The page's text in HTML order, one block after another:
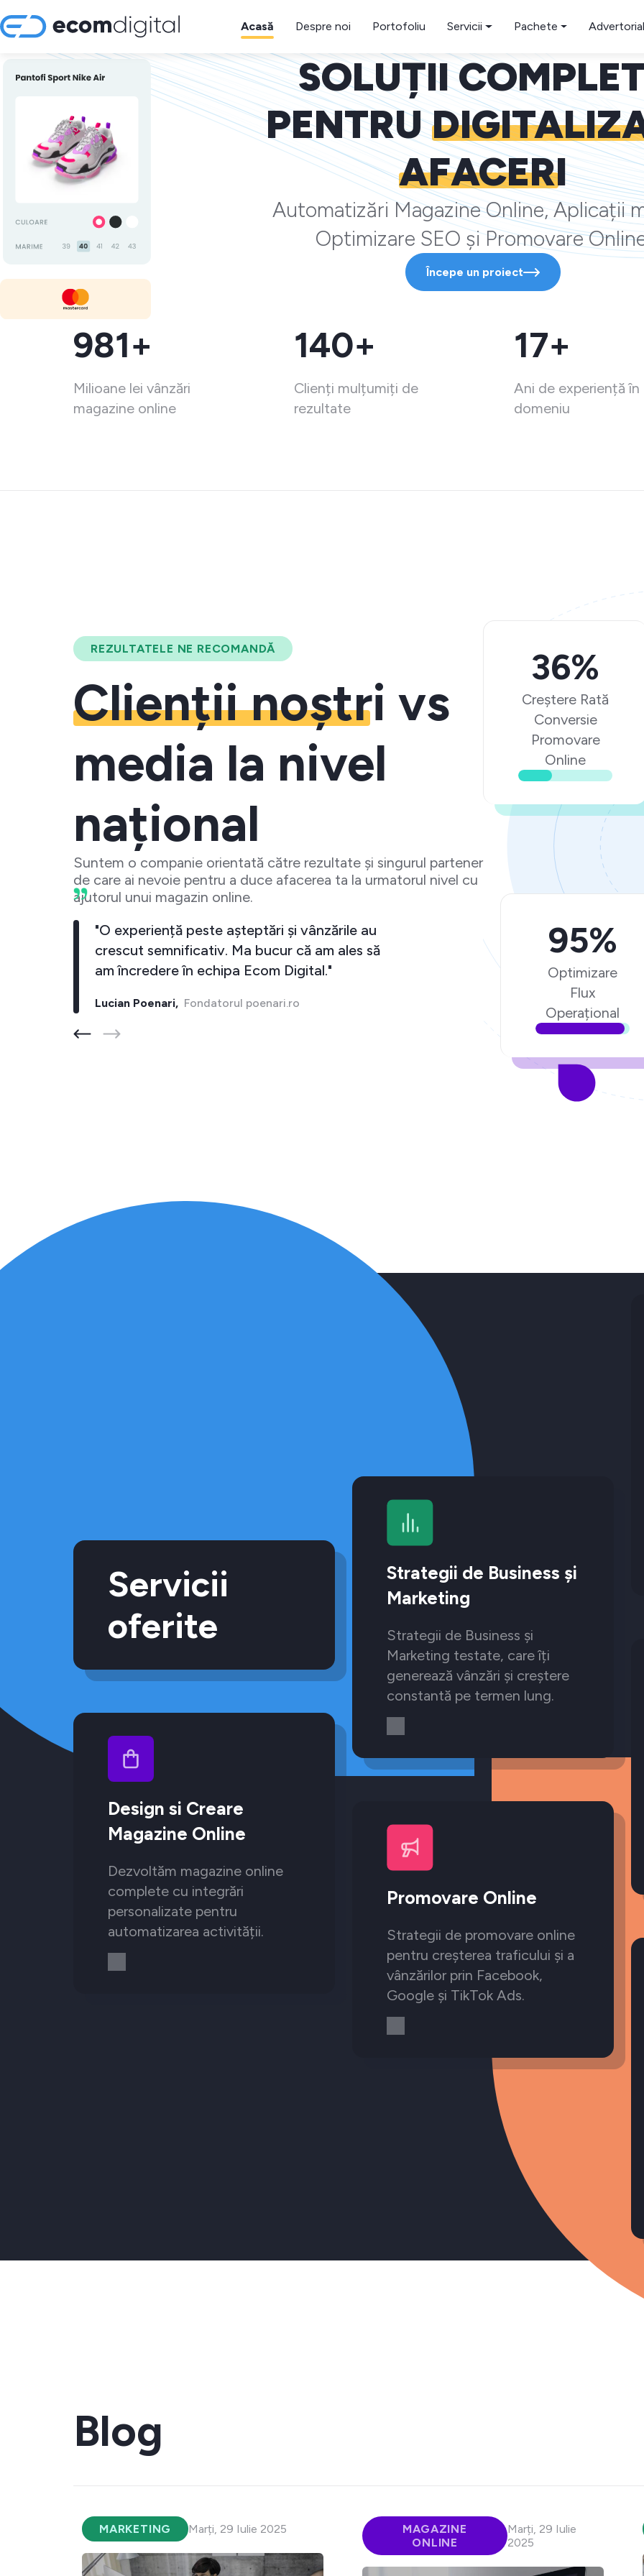
Acasă Despre noi Portofoliu Servicii Pachete
SOLUȚII
PENTRU
AFACERI
Automatizări Magazine Online, Aplicații
Optimizare SEO și Promovare
Începe un proiect
981+
Milioane lei vânzări
magazine online
140+
Clienți mulțumiți de
rezultate
17+
Ani de experiență în
domeniu
REZULTATELE NE RECOMANDĂ
Clienții noștri vs
media la nivel
național
Suntem o companie orientată către rezultate și singurul partener
de care ai nevoie pentru a duce afacerea ta la urmatorul nivel cu
ajutorul unui magazin online.
ul meu a crescut
data cand investesc
putin 10 inapoi."
barber-store.ro
"O experiență peste așteptări și vânzările au
crescut semnificativ. Ma bucur că am ales să
am încredere în echipa Ecom Digital."
Lucian Poenari,Fondatorul poenari.ro
36%
Creștere Rată
Conversie
Promovare
Online
95%
Optimizare
Flux
Operațional
Servicii
oferite
Design si Creare
Magazine Online
Dezvoltăm magazine online
complete cu integrări
personalizate pentru
automatizarea activității.
Strategii de Business și
Marketing
Strategii de Business și
Marketing testate, care îți
generează vânzări și creștere
constantă pe termen lung.
Promovare Online
Strategii de promovare online
pentru creșterea traficului și a
vânzărilor prin Facebook,
Google și TikTok Ads.
Blog
MARKETING Marți, 29 Iulie 2025
MAGAZINE
ONLINE
Marți, 29 Iulie
2025